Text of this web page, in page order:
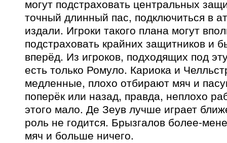
могут подстраховать центральных
точный длинный пас, подключиться в
издали. Игроки такого плана могут
подстраховать крайних защитников и
вперёд. Из игроков, подходящих под
есть только Ромуло. Кариока и
медленные, плохо отбирают мяч и
поперёк или назад, правда, неплохо
этого мало. Де Зеув лучше играет
роль не годится. Брызгалов более-
мяч и больше ничего.